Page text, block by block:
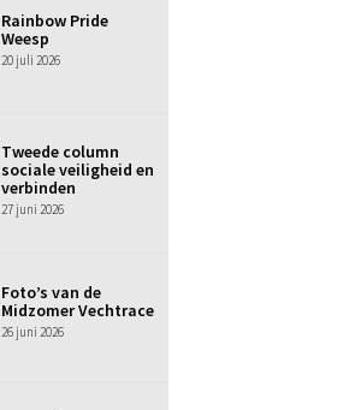
Rainbow Pride
Weesp
20 juli 2026
Tweede column
sociale veiligheid en
verbinden
27 juni 2026
Foto’s van de
Midzomer Vechtrace
26 juni 2026